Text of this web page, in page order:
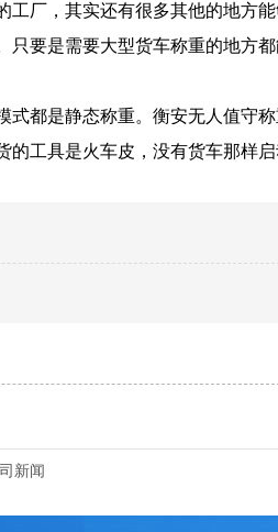
厂，其实还有很多其他的地方能
要是需要大型货车称重的地方都
都是静态称重。衡安无人值守称
的工具是火车皮，没有货车那样
新闻